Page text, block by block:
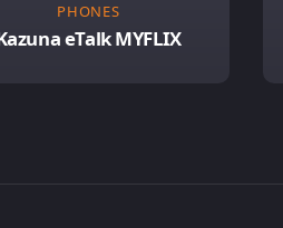
PHONES
eTalk MYFLIX